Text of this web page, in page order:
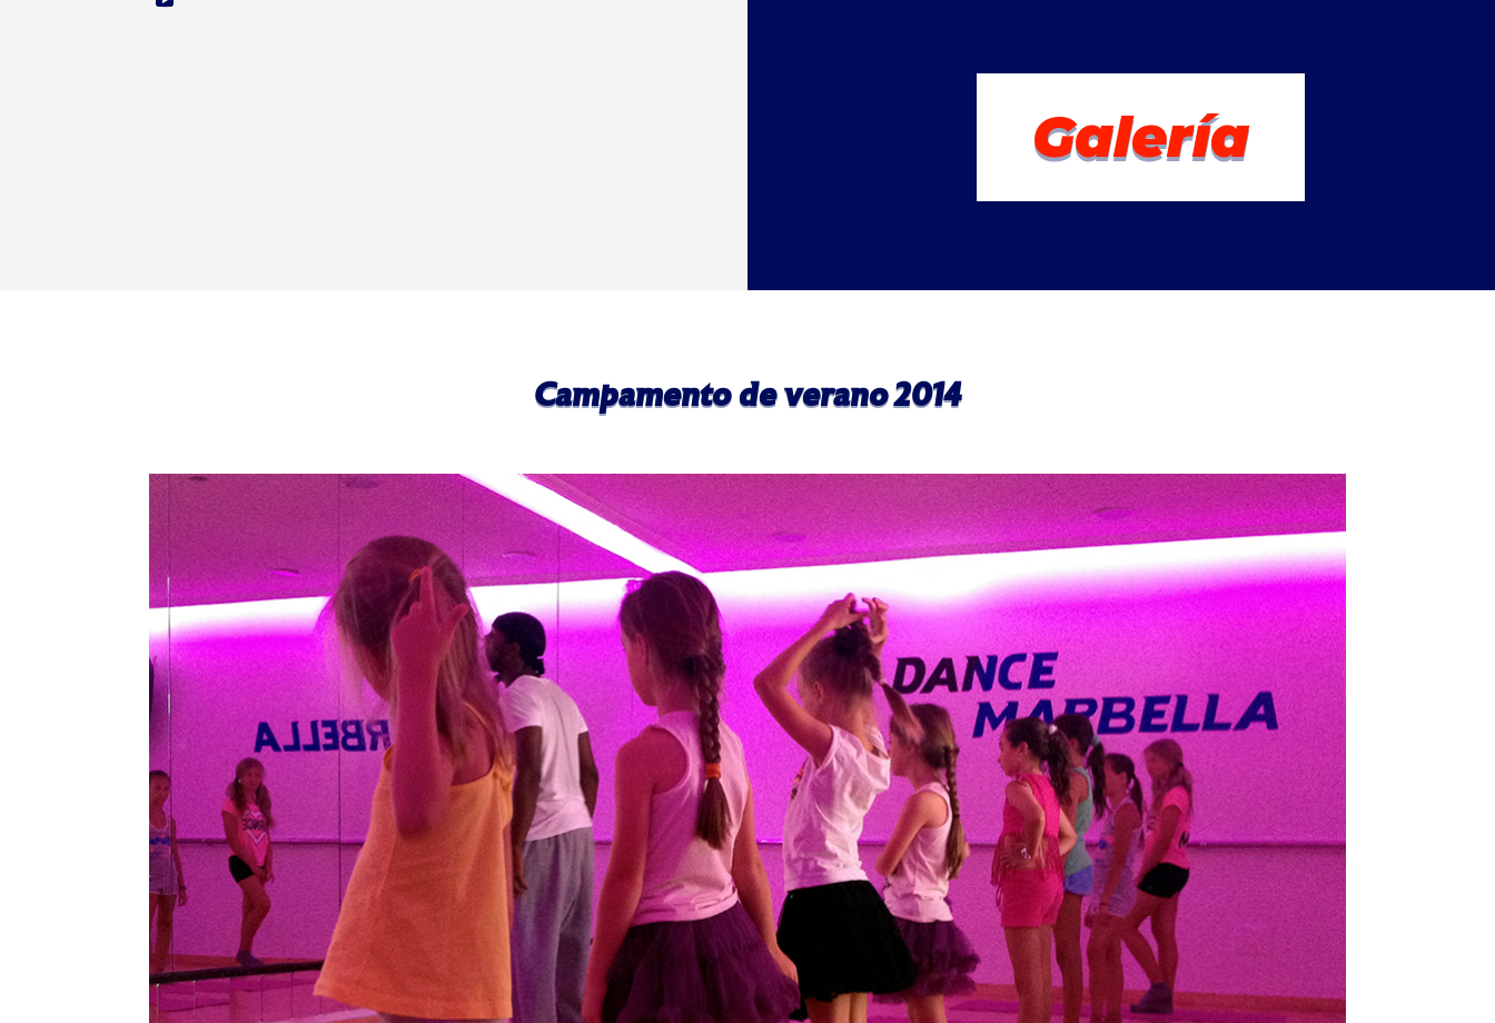
Galería
Campamento de verano 2014